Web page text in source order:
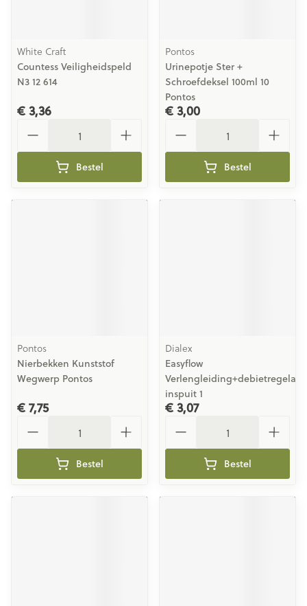
White Craft
Countess Veiligheidspeld
N3 12 614
€ 3,36
Bestel
Pontos
Urinepotje Ster +
Schroefdeksel 100ml 10
Pontos
€ 3,00
Bestel
Pontos
Nierbekken Kunststof
Wegwerp Pontos
€ 7,75
Bestel
Dialex
Easyflow
inspuit 1
€ 3,07
Bestel